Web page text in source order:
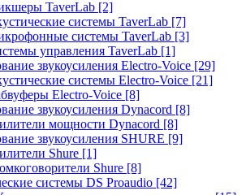
TaverLab [2]
системы TaverLab [7]
системы TaverLab [3]
управления TaverLab [1]
звукоусиления Electro-Voice [29]
системы Electro-Voice [21]
Electro-Voice [8]
звукоусиления Dynacord [8]
мощности Dynacord [8]
звукоусиления SHURE [9]
Shure [1]
Shure [8]
системы DS Proaudio [42]